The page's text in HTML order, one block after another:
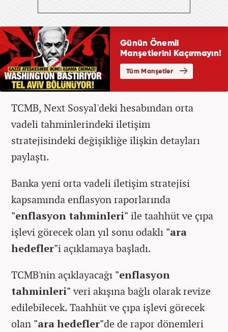
TCMB, Next Sosyal'deki hesabından orta
vadeli tahminlerindeki iletişim
stratejisindeki değişikliğe ilişkin detayları
paylaştı.
Banka yeni orta vadeli iletişim stratejisi
kapsamında enflasyon raporlarında
"enflasyon tahminleri" ile taahhüt ve çıpa
işlevi görecek olan yıl sonu odaklı "ara
hedefler"i açıklamaya başladı.
TCMB'nin açıklayacağı "enflasyon
tahminleri"veri akışına bağlı olarak revize
edilebilecek. Taahhüt ve çıpa işlevi görecek
olan "ara hedefler"de de rapor dönemleri